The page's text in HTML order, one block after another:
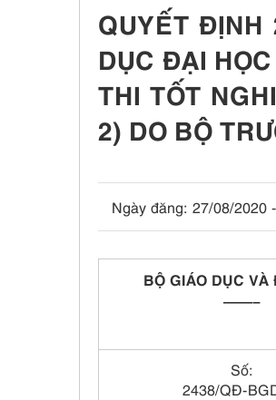
QUYẾT
DỤC ĐẠI
THI TỐT
2) DO BỘ
Ngày đăng: 27/08/2020
BỘ GIÁO DỤC VÀ
——–
Số:
2438/QĐ-